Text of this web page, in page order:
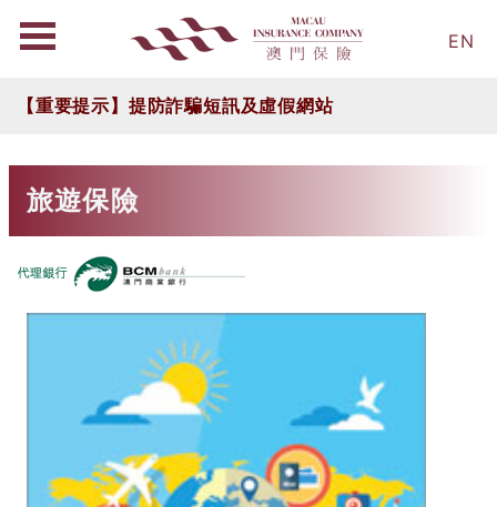
EN
【重要提示】提防詐騙短訊及虛假網站
旅遊保險